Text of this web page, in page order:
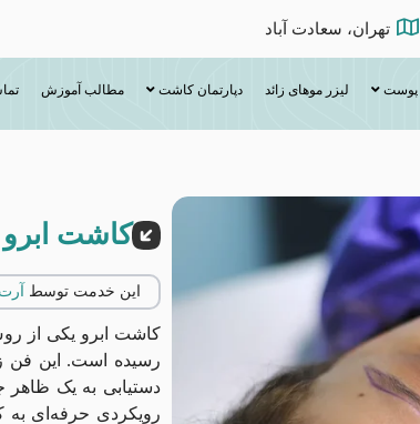
تهران، سعادت آباد
پوست لیزر موهای زائد دپارتمان کاشت مطالب آموزش
کاشت ابرو
این خدمت توسط
کاشت ابرو یکی از
رسیده است. این فن
دستیابی به یک ظاهر
رویکردی حرفه‌ای به